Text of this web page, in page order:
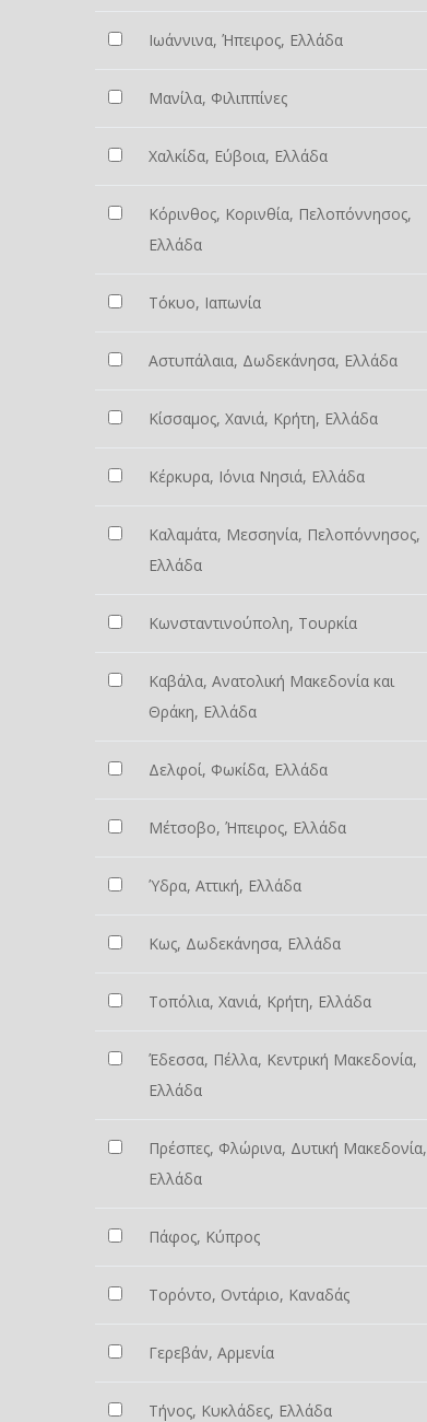
Ιωάννινα, Ήπειρος, Ελλάδα
Μανίλα, Φιλιππίνες
Χαλκίδα, Εύβοια, Ελλάδα
Κόρινθος, Κορινθία, Πελοπόννησος,
Ελλάδα
Τόκυο, Ιαπωνία
Αστυπάλαια, Δωδεκάνησα, Ελλάδα
Κίσσαμος, Χανιά, Κρήτη, Ελλάδα
Κέρκυρα, Ιόνια Νησιά, Ελλάδα
Καλαμάτα, Μεσσηνία, Πελοπόννησος,
Ελλάδα
Κωνσταντινούπολη, Τουρκία
Καβάλα, Ανατολική Μακεδονία και
Θράκη, Ελλάδα
Δελφοί, Φωκίδα, Ελλάδα
Μέτσοβο, Ήπειρος, Ελλάδα
Ύδρα, Αττική, Ελλάδα
Κως, Δωδεκάνησα, Ελλάδα
Τοπόλια, Χανιά, Κρήτη, Ελλάδα
Έδεσσα, Πέλλα, Κεντρική Μακεδονία,
Ελλάδα
Πρέσπες, Φλώρινα, Δυτική Μακεδονία,
Ελλάδα
Πάφος, Κύπρος
Τορόντο, Οντάριο, Καναδάς
Γερεβάν, Αρμενία
Τήνος, Κυκλάδες, Ελλάδα